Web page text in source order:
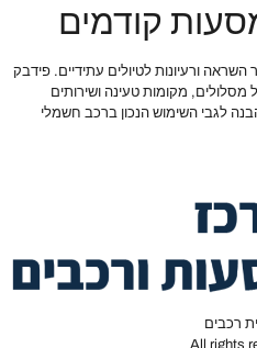
קודמים
השראה ורעיונות לטיולים עתידיים. פידבק
מקומות טעינה ושירותים
לגבי השימוש הנכון ברכב חשמלי
רכבים
All rights